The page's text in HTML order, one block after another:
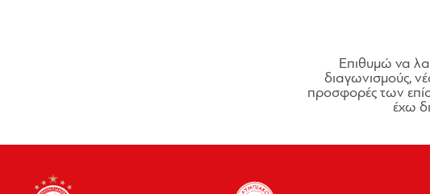
Επιθυμώ να
διαγωνισμούς,
προσφορές των
έχω